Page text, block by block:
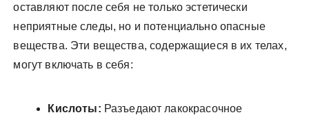
оставляют после себя не только эстетически
неприятные следы, но и потенциально опасные
вещества. Эти вещества, содержащиеся в их телах,
могут включать в себя:
Кислоты: Разъедают лакокрасочное